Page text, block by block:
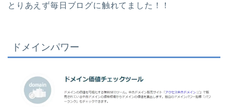
とりあえず毎日ブログに触れてました！！
ドメインパワー